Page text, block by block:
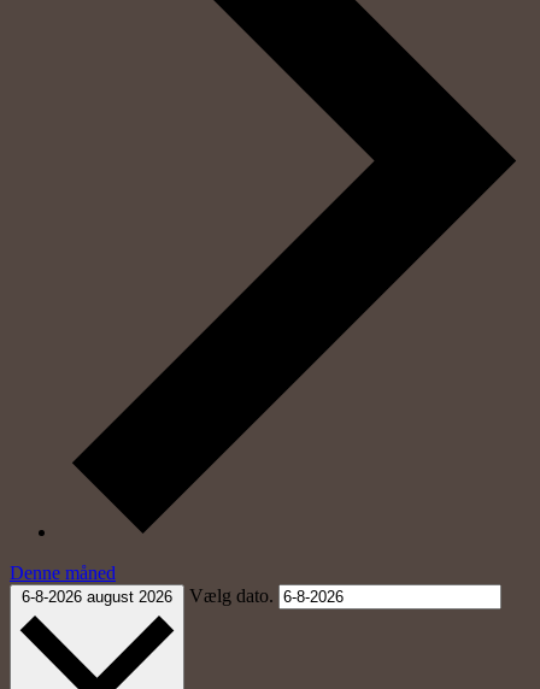
Denne måned
6-8-2026 august 2026 Vælg dato.